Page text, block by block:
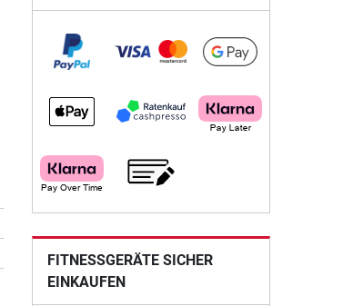
FITNESSGERÄTE SICHER
EINKAUFEN